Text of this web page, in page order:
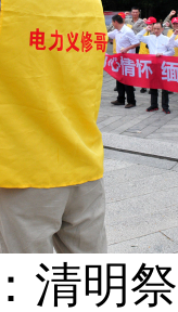
清明